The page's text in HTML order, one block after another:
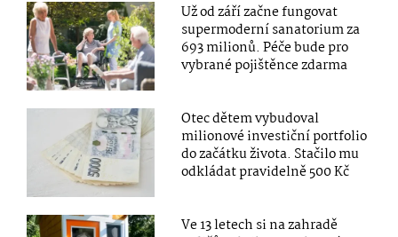
Už od září začne fungovat
supermoderní sanatorium za
693 milionů. Péče bude pro
vybrané pojištěnce zdarma
Otec dětem vybudoval
milionové investiční portfolio
do začátku života. Stačilo mu
odkládat pravidelně 500 Kč
Ve 13 letech si na zahradě